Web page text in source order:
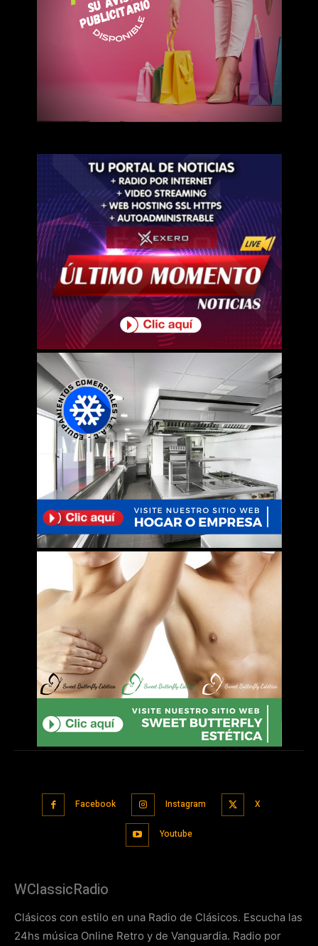
Facebook Instagram X
Youtube
WClassicRadio
Clásicos con estilo en una Radio de Clásicos. Escucha las
24hs música Online Retro y de Vanguardia. Radio por